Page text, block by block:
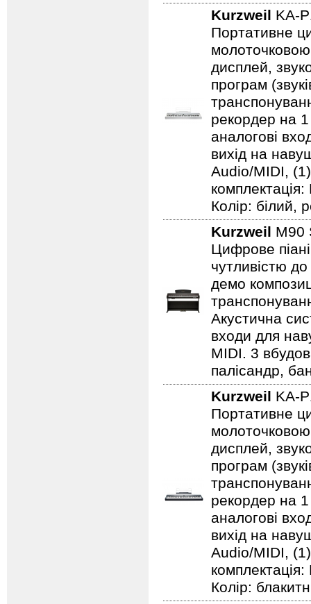
Kurzweil KA-
Портативне
дисплей,
програм
рекордер на
аналогові
вихід на
Audio/MIDI,
Колір: білий,
Kurzweil M90
Цифрове
чутливістю
демо
Акустична
входи для
MIDI. 3
палісандр,
Kurzweil KA-
Портативне
дисплей,
програм
рекордер на
аналогові
вихід на
Audio/MIDI,
Колір: